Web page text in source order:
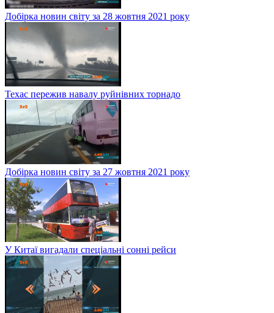
Добірка новин світу за 28 жовтня 2021 року
Техас пережив навалу руйнівних торнадо
Добірка новин світу за 27 жовтня 2021 року
У Китаї вигадали спеціальні сонні рейси